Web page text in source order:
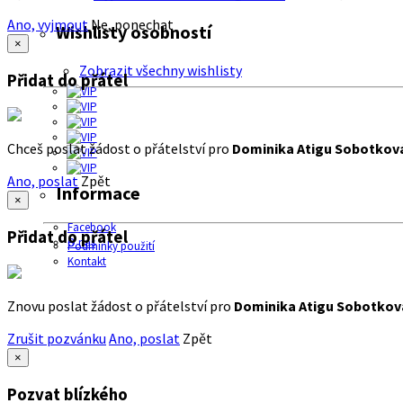
Wishlisty osobností
Zobrazit všechny wishlisty
Informace
Facebook
O nás
Podmínky použití
Kontakt
Ano, vyjmout Ne, ponechat
×
Přidat do přátel
Chceš poslat žádost o přátelství pro Dominika Atigu
Ano, poslat Zpět
×
Přidat do přátel
Znovu poslat žádost o přátelství pro Dominika Atigu
Zrušit pozvánku Ano, poslat Zpět
×
Pozvat blízkého